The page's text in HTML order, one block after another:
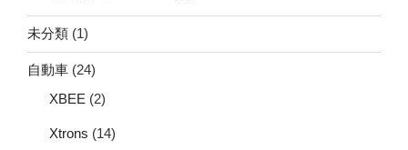
未分類 (1)
自動車 (24)
XBEE (2)
Xtrons (14)